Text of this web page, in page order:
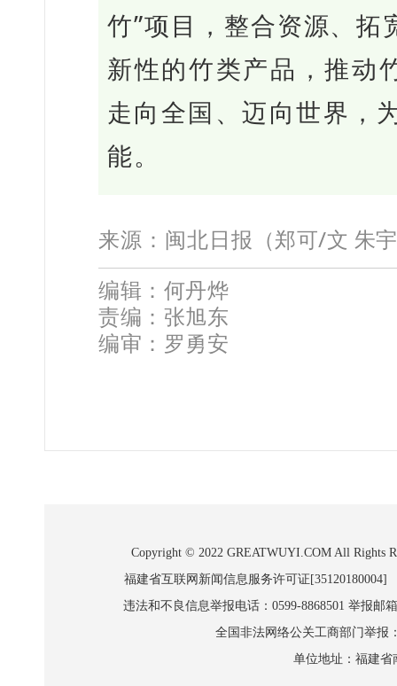
竹”项目，整合资源、
新性的竹类产品，推动
走向全国、迈向世界，
能。
来源： 闽北日报 （郑可/文 朱
编辑：何丹烨
责编：张旭东
编审：罗勇安
Copyright © 2022 GREATWUYI.COM All Rights
福建省互联网新闻信息服务许可证
违法和不良信息举报电话：0599-8868501 举报邮
全国非法网络公关工商部门举报
单位地址：福建省